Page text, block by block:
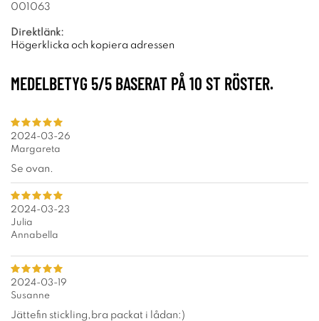
001063
Direktlänk:
Högerklicka och kopiera adressen
MEDELBETYG 5/5 BASERAT PÅ10 ST RÖSTER.
2024-03-26
Margareta
Se ovan.
2024-03-23
Julia
Annabella
2024-03-19
Susanne
Jättefin stickling,bra packat i lådan:)